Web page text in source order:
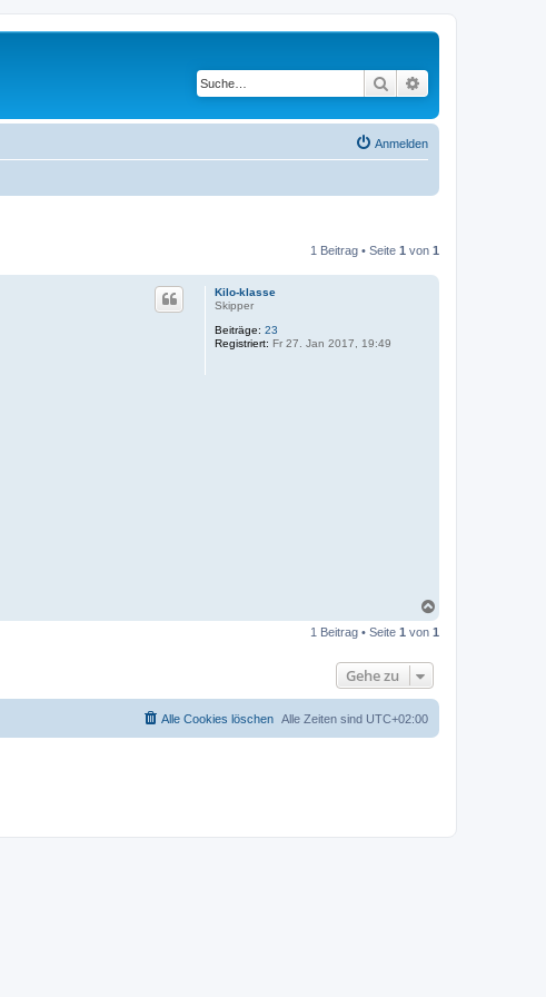
Suche
Anmelden
1 Beitrag • Seite 1 von 1
Kilo-klasse
Skipper
Beiträge: 23
Registriert: Fr 27. Jan 2017, 19:49
c
1 Beitrag • Seite 1 von 1
Gehe zu
Alle Zeiten sind UTC+02:00
Alle Cookies löschen